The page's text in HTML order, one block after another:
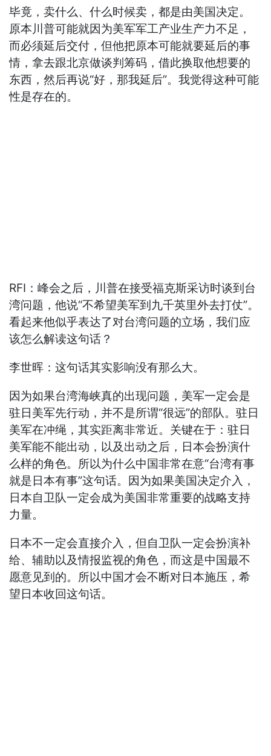
毕竟，卖什么、什么时候卖，都是由美国决定。
原本川普可能就因为美军军工产业生产力不足，
而必须延后交付，但他把原本可能就要延后的事
情，拿去跟北京做谈判筹码，借此换取他想要的
东西，然后再说“好，那我延后”。我觉得这种可能
性是存在的。
RFI：峰会之后，川普在接受福克斯采访时谈到台
湾问题，他说“不希望美军到九千英里外去打仗”。
看起来他似乎表达了对台湾问题的立场，我们应
该怎么解读这句话？
李世晖：这句话其实影响没有那么大。
因为如果台湾海峡真的出现问题，美军一定会是
驻日美军先行动，并不是所谓“很远”的部队。驻日
美军在冲绳，其实距离非常近。关键在于：驻日
美军能不能出动，以及出动之后，日本会扮演什
么样的角色。所以为什么中国非常在意“台湾有事
就是日本有事”这句话。因为如果美国决定介入，
日本自卫队一定会成为美国非常重要的战略支持
力量。
日本不一定会直接介入，但自卫队一定会扮演补
给、辅助以及情报监视的角色，而这是中国最不
愿意见到的。所以中国才会不断对日本施压，希
望日本收回这句话。